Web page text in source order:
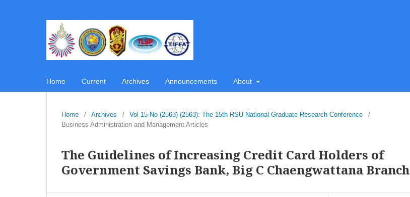
Home Current Archives Announcements About
Home / Archives / Vol 15 No (2563) (2563): The 15th RSU National Graduate Research Conference
/
Business Administration and Management Articles
The Guidelines of Increasing Credit Card Holders of
Government Savings Bank, Big C Chaengwattana Branch